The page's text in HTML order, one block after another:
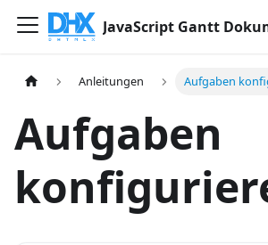
JavaScript Gantt
Anleitungen Aufgaben
Aufgaben